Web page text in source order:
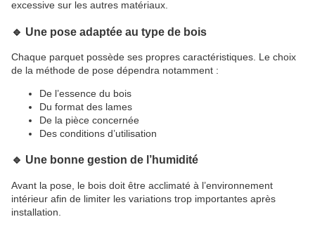
excessive sur les autres matériaux.
🔹 Une pose adaptée au type de bois
Chaque parquet possède ses propres caractéristiques. Le choix
de la méthode de pose dépendra notamment :
De l’essence du bois
Du format des lames
De la pièce concernée
Des conditions d’utilisation
🔹 Une bonne gestion de l’humidité
Avant la pose, le bois doit être acclimaté à l’environnement
intérieur afin de limiter les variations trop importantes après
installation.